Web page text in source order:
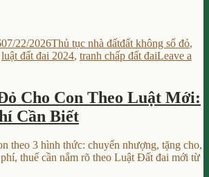
07/22/2026Categories
Thủ tục nhà đấtTags
đất không sổ đỏ,
luật đất đai 2024, tranh chấp đất đaiLeave a
Cho Con Theo Luật Mới:
Cần Biết
theo 3 hình thức: chuyển nhượng, tặng cho,
thuế cần nắm rõ theo Luật Đất đai mới từ